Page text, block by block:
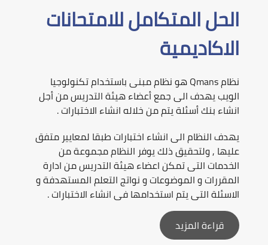
الحل المتكامل للامتحانات
الاكاديمية
نظام Qmans هو نظام مبنى باستخدام تكنولوجيا
الويب يهدف الى جمع أعضاء هيئة التدريس من أجل
انشاء بنك أسئلة يتم من خلاله انشاء الاختبارات .
يهدف النظام الى انشاء اختبارات طبقا لمعايير متفق
عليها , ولتحقيق ذلك يوفر النظام مجموعة من
الخدمات التى تمكن اعضاء هيئة التدريس من ادارة
المقررات و الموضوعات و نواتج التعلم المستهدفة و
الاسئلة التى يتم استخدامها فى انشاء الاختبارات .
قراءة المزيد